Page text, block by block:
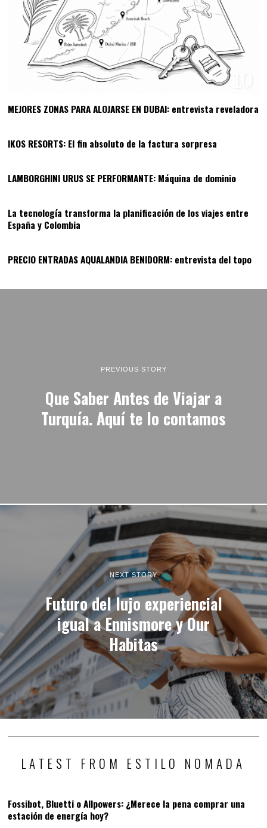
MEJORES ZONAS PARA ALOJARSE EN DUBAI: entrevista reveladora
11
IKOS RESORTS: El fin absoluto de la factura sorpresa
LAMBORGHINI URUS SE PERFORMANTE: Máquina de dominio13
La tecnología transforma la planificación de los viajes entre
España y Colombia
PRECIO ENTRADAS AQUALANDIA BENIDORM: entrevista del topo
PREVIOUS STORY
Que Saber Antes de Viajar a
Turquía. Aquí te lo contamos
NEXT STORY
Futuro del lujo experiencial
igual a Ennismore y Our
Habitas
LATEST FROM ESTILO NOMADA
Fossibot, Bluetti o Allpowers: ¿Merece la pena comprar una
estación de energía hoy?